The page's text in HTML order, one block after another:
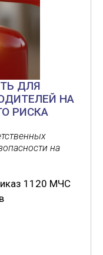
ДЛЯ
НА
РИСКА
на
1120 МЧС